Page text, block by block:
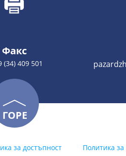
Факс
(34) 409 501
ГОРЕ
за достъпност Политика